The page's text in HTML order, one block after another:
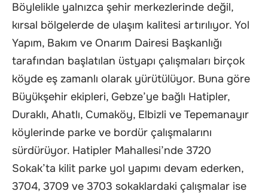
Böylelikle yalnızca şehir merkezlerinde değil,
kırsal bölgelerde de ulaşım kalitesi artırılıyor. Yol
Yapım, Bakım ve Onarım Dairesi Başkanlığı
tarafından başlatılan üstyapı çalışmaları birçok
köyde eş zamanlı olarak yürütülüyor. Buna göre
Büyükşehir ekipleri, Gebze’ye bağlı Hatipler,
Duraklı, Ahatlı, Cumaköy, Elbizli ve Tepemanayır
köylerinde parke ve bordür çalışmalarını
sürdürüyor. Hatipler Mahallesi’nde 3720
Sokak’ta kilit parke yol yapımı devam ederken,
3704, 3709 ve 3703 sokaklardaki çalışmalar ise